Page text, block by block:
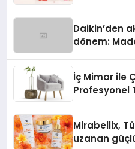
Daikin’den
dönem:
İç Mimar ile
Profesyonel
Mirabellix,
uzanan